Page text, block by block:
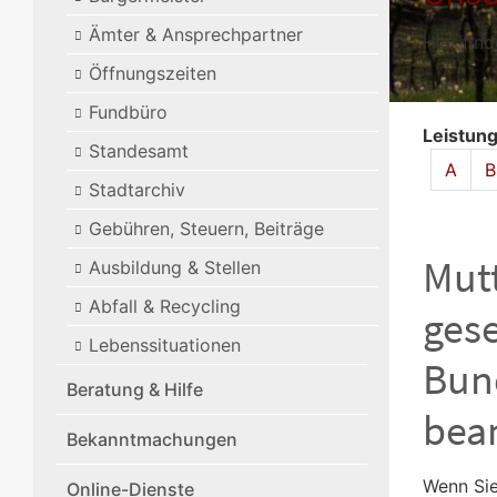
Ämter & Ansprechpartner
Öffnungszeiten
Fundbüro
Standesamt
Stadtarchiv
Gebühren, Steuern, Beiträge
Ausbildung & Stellen
Abfall & Recycling
Lebenssituationen
Beratung & Hilfe
Bekanntmachungen
Online-Dienste
Hier
A B
Wenn